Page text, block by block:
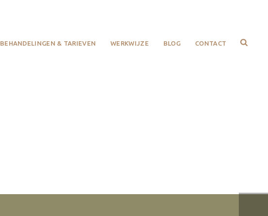
BEHANDELINGEN & TARIEVEN WERKWIJZE BLOG CONTACT